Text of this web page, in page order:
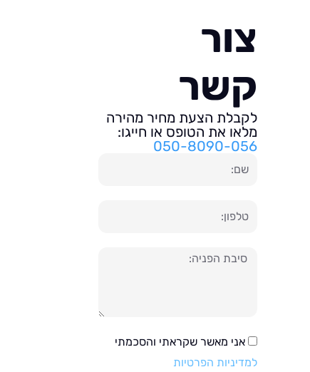
צור
קשר
לקבלת הצעת מחיר מהירה
מלאו את הטופס או חייגו:
050-8090-056
טלפון
הודעה
אני מאשר שקראתי והסכמתי
למדיניות הפרטיות